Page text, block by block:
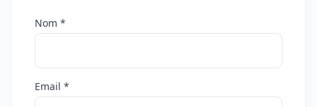
Nom *
Email *